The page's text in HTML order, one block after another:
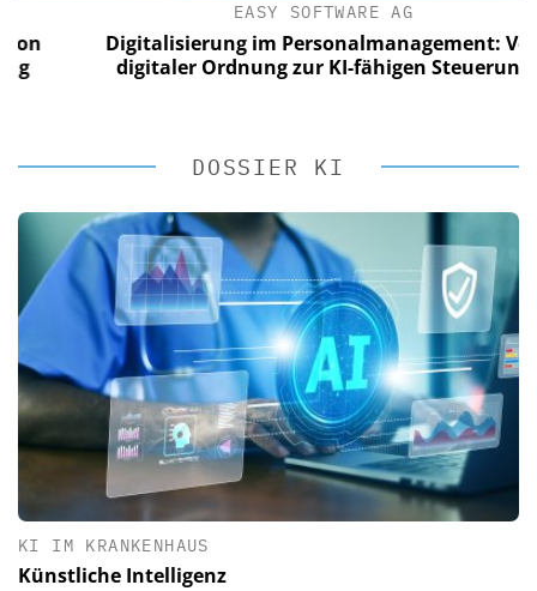
EASY SOFTWARE AG
Digitalisierung im Personalmanagement: Von
digitaler Ordnung zur KI-fähigen Steuerung
DOSSIER KI
KI IM KRANKENHAUS
Künstliche Intelligenz